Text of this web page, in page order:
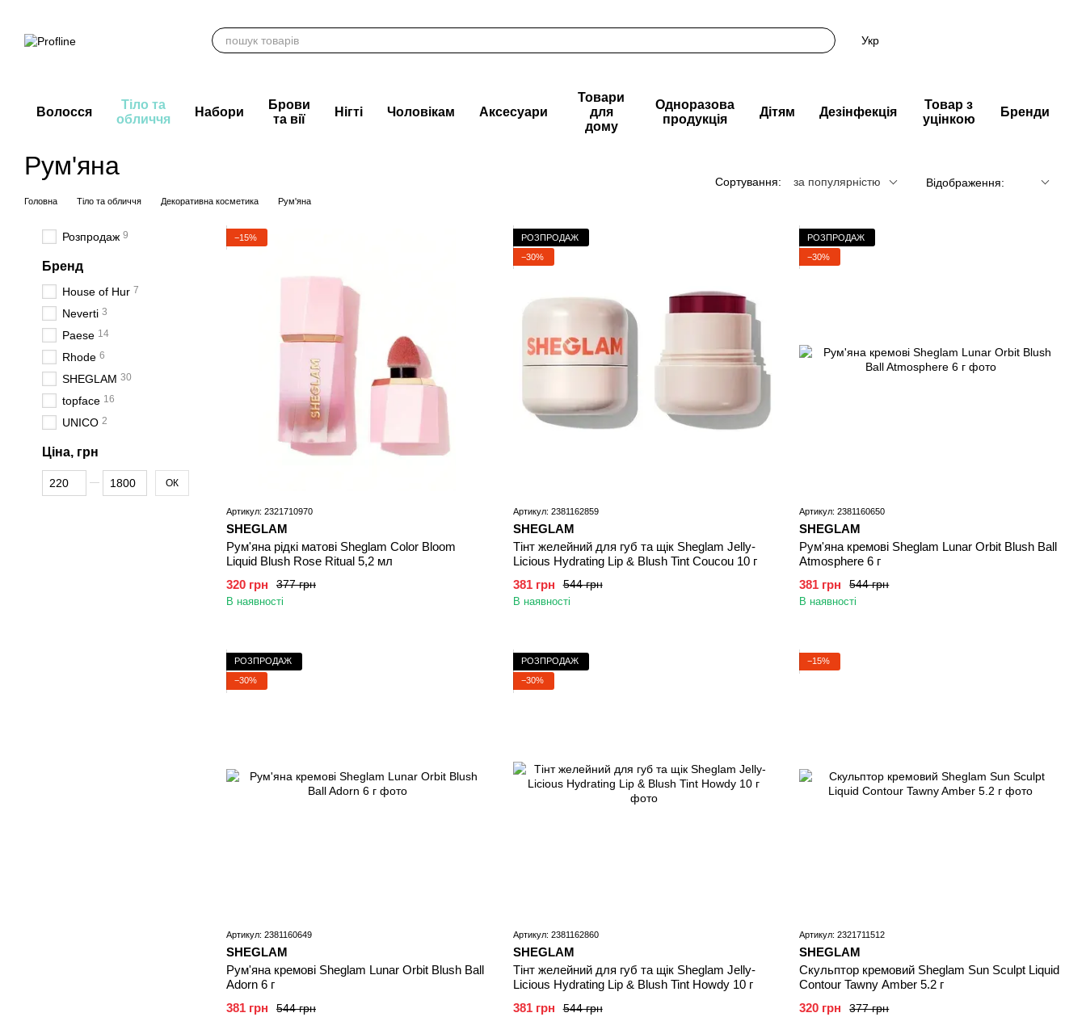
Укр
Волосся
Тіло та
обличчя
Набори
Брови
та вії
Нігті Чоловікам Аксесуари
Товари
для
дому
Одноразова
продукція
Дітям Дезінфекція
Товар з
уцінкою
Бренди
Рум'яна
Головна Тіло та обличчя Декоративна косметика Рум'яна
Сортування: за популярністю Відображення:
−15%
Артикул: 2321710970
SHEGLAM
Рум'яна рідкі матові Sheglam Color Bloom
Liquid Blush Rose Ritual 5,2 мл
377 грн
320 грн
В наявності
РОЗПРОДАЖ
−30%
Артикул: 2381162859
SHEGLAM
Тінт желейний для губ та щік Sheglam Jelly-
Licious Hydrating Lip & Blush Tint Coucou 10 г
544 грн
381 грн
В наявності
РОЗПРОДАЖ
−30%
Артикул: 2381160650
SHEGLAM
Рум'яна кремові Sheglam Lunar Orbit Blush Ball
Atmosphere 6 г
544 грн
381 грн
В наявності
РОЗПРОДАЖ
−30%
Артикул: 2381160649
SHEGLAM
Рум'яна кремові Sheglam Lunar Orbit Blush Ball
Adorn 6 г
544 грн
381 грн
РОЗПРОДАЖ
−30%
Артикул: 2381162860
SHEGLAM
Тінт желейний для губ та щік Sheglam Jelly-
Licious Hydrating Lip & Blush Tint Howdy 10 г
544 грн
381 грн
−15%
Артикул: 2321711512
SHEGLAM
Скульптор кремовий Sheglam Sun Sculpt Liquid
Contour Tawny Amber 5.2 г
377 грн
320 грн
Розпродаж 9
Бренд
House of Hur 7
Neverti 3
Paese 14
Rhode 6
SHEGLAM 30
topface 16
UNICO 2
Ціна, грн
Від Ціна, грн
До Ціна, грн ОК